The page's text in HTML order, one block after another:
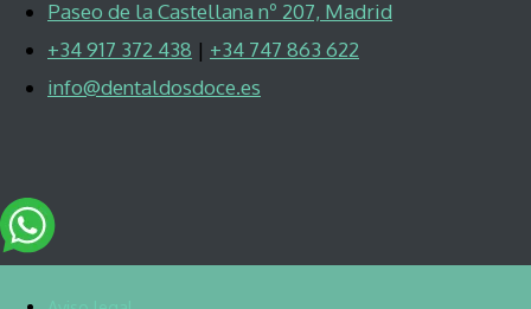
Paseo de la Castellana nº 207, Madrid
+34 917 372 438 | +34 747 863 622
info@dentaldosdoce.es